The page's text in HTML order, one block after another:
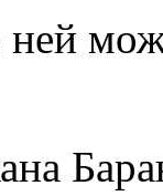
ней